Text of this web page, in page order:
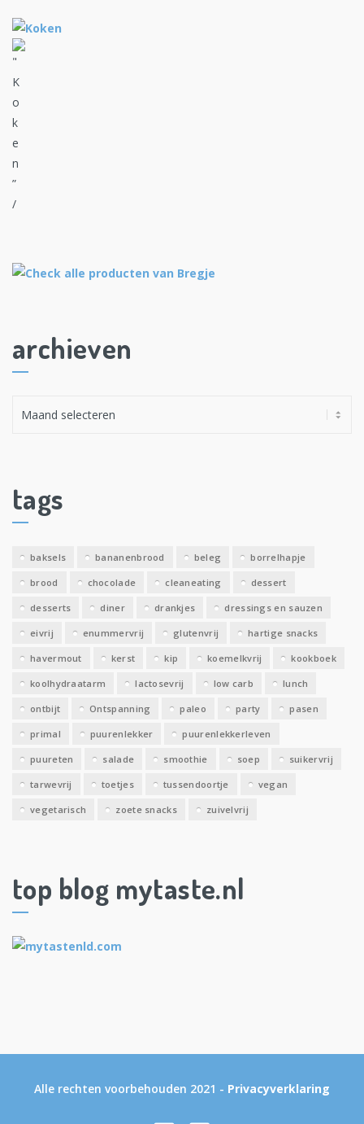
archieven
e
v
tags
baksels bananenbrood beleg borrelhapje
brood chocolade cleaneating dessert
desserts diner drankjes dressings en sauzen
eivrij enummervrij glutenvrij hartige snacks
havermout kerst kip koemelkvrij kookboek
koolhydraatarm lactosevrij low carb lunch
ontbijt Ontspanning paleo party pasen
primal puurenlekker puurenlekkerleven
puureten salade smoothie soep suikervrij
tarwevrij toetjes tussendoortje vegan
vegetarisch zoete snacks zuivelvrij
top blog mytaste.nl
Alle rechten voorbehouden 2021 - Privacyverklaring